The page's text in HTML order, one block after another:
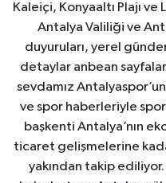
Kaleiçi, Konyaaltı Plajı ve
Antalya Valiliği ve
duyuruları, yerel
detaylar anbean
sevdamız
ve spor haberleriyle
başkenti Antalya’nın
ticaret gelişmelerine
yakından takip ediliyor.